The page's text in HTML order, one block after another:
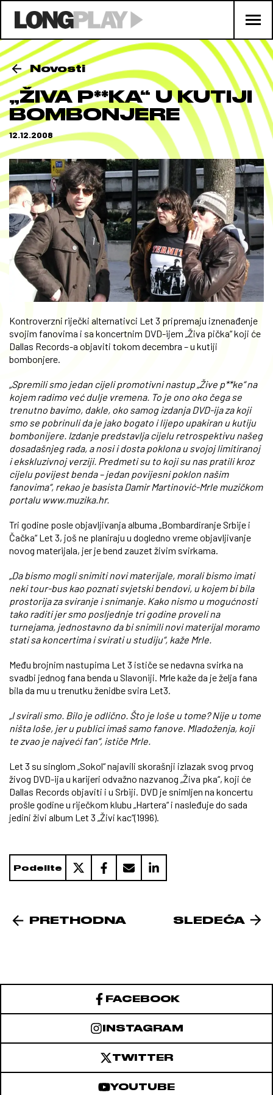
Novosti
„ŽIVA P**KA“ U KUTIJI
BOMBONJERE
12.12.2008
Kontroverzni riječki alternativci Let 3 pripremaju iznenađenje
svojim fanovima i sa koncertnim DVD-ijem „Živa pička“ koji će
Dallas Records-a objaviti tokom decembra – u kutiji
bombonjere.
„Spremili smo jedan cijeli promotivni nastup „Žive p**ke“ na
kojem radimo već dulje vremena. To je ono oko čega se
trenutno bavimo, dakle, oko samog izdanja DVD-ija za koji
smo se pobrinuli da je jako bogato i lijepo upakiran u kutiju
bombonijere. Izdanje predstavlja cijelu retrospektivu našeg
dosadašnjeg rada, a nosi i dosta poklona u svojoj limitiranoj
i ekskluzivnoj verziji. Predmeti su to koji su nas pratili kroz
cijelu povijest benda – jedan povijesni poklon našim
fanovima“, rekao je basista Damir Martinović-Mrle muzičkom
portalu www.muzika.hr.
Tri godine posle objavljivanja albuma „Bombardiranje Srbije i
Čačka“ Let 3, još ne planiraju u dogledno vreme objavljivanje
novog materijala, jer je bend zauzet živim svirkama.
„Da bismo mogli snimiti novi materijale, morali bismo imati
neki tour-bus kao poznati svjetski bendovi, u kojem bi bila
prostorija za sviranje i snimanje. Kako nismo u mogućnosti
tako raditi jer smo posljednje tri godine proveli na
turnejama, jednostavno da bi snimili novi materijal moramo
stati sa koncertima i svirati u studiju“, kaže Mrle.
Među brojnim nastupima Let 3 ističe se nedavna svirka na
svadbi jednog fana benda u Slavoniji. Mrle kaže da je želja fana
bila da mu u trenutku ženidbe svira Let3.
„I svirali smo. Bilo je odlično. Što je loše u tome? Nije u tome
ništa loše, jer u publici imaš samo fanove. Mladoženja, koji
te zvao je najveći fan“, ističe Mrle.
Let 3 su singlom „Sokol“ najavili skorašnji izlazak svog prvog
živog DVD-ija u karijeri odvažno nazvanog „Živa pka“, koji će
Dallas Records objaviti i u Srbiji. DVD je snimljen na koncertu
prošle godine u riječkom klubu „Hartera“ i nasleđuje do sada
jedini živi album Let 3 „Živi kac“(1996).
Podelite
PRETHODNA SLEDEĆA
FACEBOOK
INSTAGRAM
TWITTER
YOUTUBE